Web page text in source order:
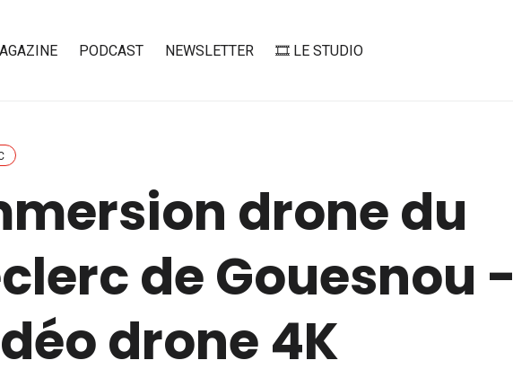
PODCAST NEWSLETTER 🎞️ LE STUDIO
drone du
de Gouesnou -
drone 4K